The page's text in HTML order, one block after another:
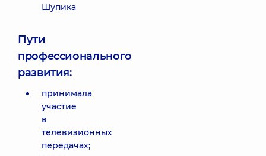
Шупика
Пути
профессионального
развития:
принимала
участие
в
телевизионных
передачах;